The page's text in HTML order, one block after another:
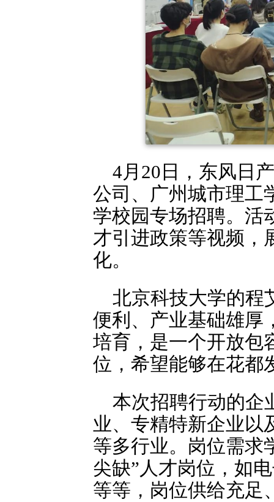
4月20日，东风日
公司、广州城市理工
学校园专场招聘。活
才引进政策等视频，
化。
北京科技大学的程
便利、产业基础雄厚
培育，是一个开放包
位，希望能够在花都
本次招聘行动的企
业、专精特新企业以
等多行业。岗位需求
尖缺”人才岗位，如
等等，岗位供给充足